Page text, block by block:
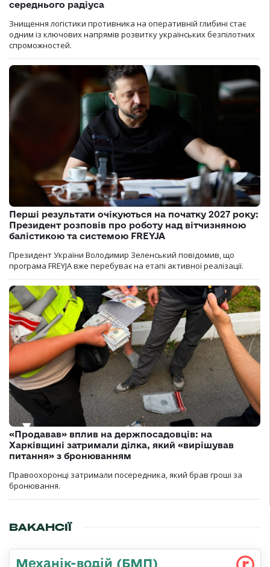
середнього радіуса
Знищення логістики противника на оперативній глибині стає
одним із ключових напрямів розвитку українських безпілотних
спроможностей.
Перші результати очікуються на початку 2027 року:
Президент розповів про роботу над вітчизняною
балістикою та системою FREYJA
Президент України Володимир Зеленський повідомив, що
програма FREYJA вже перебуває на етапі активної реалізації.
«Продавав» вплив на держпосадовців: на
Харківщині затримали ділка, який «вирішував
питання» з бронюванням
Правоохоронці затримали посередника, який брав гроші за
бронювання.
ВАКАНСІЇ
Механік-водій (БМП)